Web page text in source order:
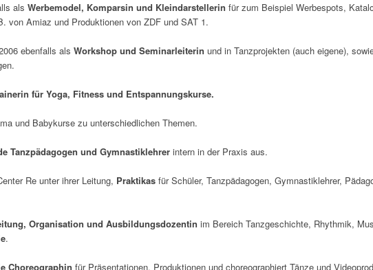
als Werbemodel, Komparsin und Kleindarstellerin für zum Beispiel Werbespots,
von Amiaz und Produktionen von ZDF und SAT 1.
ebenfalls als Workshop und Seminarleiterin und in Tanzprojekten (auch eigene),
für Yoga, Fitness und Entspannungskurse.
und Babykurse zu unterschiedlichen Themen.
Tanzpädagogen und Gymnastiklehrer intern in der Praxis aus.
Re unter ihrer Leitung, Praktikas für Schüler, Tanzpädagogen, Gymnastiklehrer,
Organisation und Ausbildungsdozentin im Bereich Tanzgeschichte, Rhythmik,
.
Choreographin für Präsentationen, Produktionen und choreographiert Tänze und